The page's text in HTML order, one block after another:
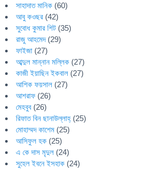
সাহাদাত মানিক (60)
আবু কওছর (42)
সুবোধ কুমার শিট (35)
রাজু আহমেদ(29)
ফাইজা (27)
আব্দুল মান্নান মল্লিক (27)
কাজী ইয়াছিন ইকবাল (27)
আশিক ফয়সাল (27)
আশরাফ (26)
মেহবুব (26)
রিফাত বিন ছানাউল্লাহ্ (25)
মোহাম্মদ কাশেম (25)
আসিফুল হক (25)
এ কে দাস মৃদুল (24)
সুহেল ইবনে ইসহাক (24)